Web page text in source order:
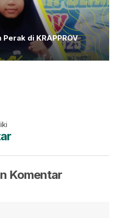
Perak di KRAPPROV
Komentar